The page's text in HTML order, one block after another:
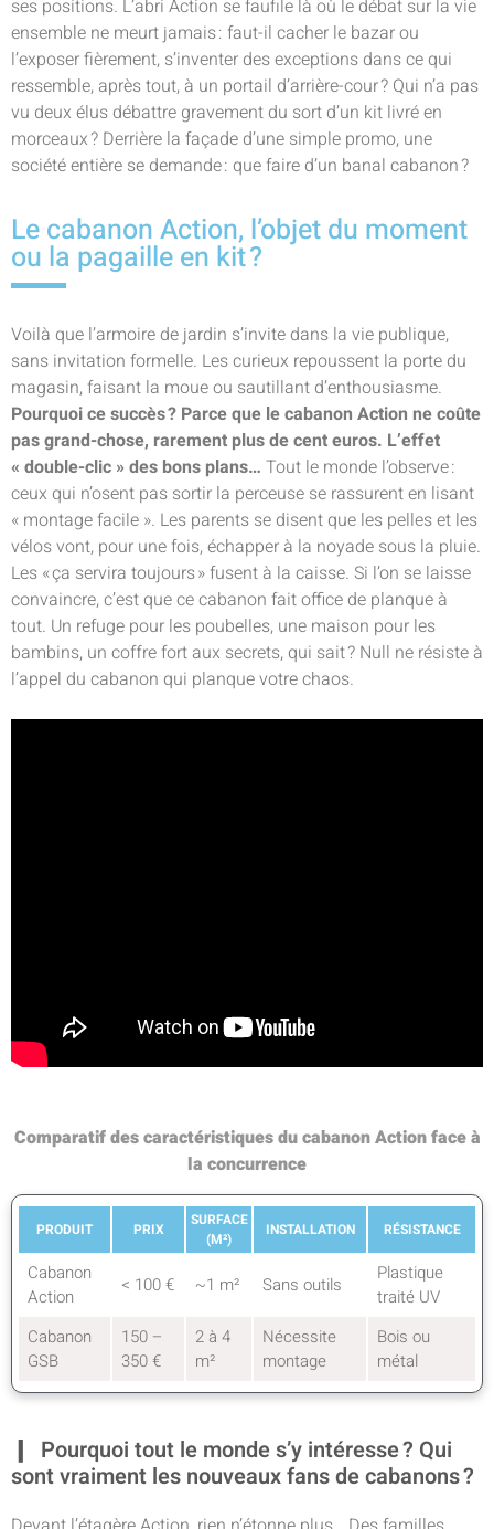
ses positions. L’abri Action se faufile là où le débat sur la vie
ensemble ne meurt jamais : faut-il cacher le bazar ou
l’exposer fièrement, s’inventer des exceptions dans ce qui
ressemble, après tout, à un portail d’arrière-cour ? Qui n’a pas
vu deux élus débattre gravement du sort d’un kit livré en
morceaux ? Derrière la façade d’une simple promo, une
société entière se demande : que faire d’un banal cabanon ?
Le cabanon Action, l’objet du moment
ou la pagaille en kit ?
Voilà que l’armoire de jardin s’invite dans la vie publique,
sans invitation formelle. Les curieux repoussent la porte du
magasin, faisant la moue ou sautillant d’enthousiasme.
Pourquoi ce succès ? Parce que le cabanon Action ne coûte
pas grand-chose, rarement plus de cent euros. L’effet
« double-clic » des bons plans… Tout le monde l’observe :
ceux qui n’osent pas sortir la perceuse se rassurent en lisant
« montage facile ». Les parents se disent que les pelles et les
vélos vont, pour une fois, échapper à la noyade sous la pluie.
Les « ça servira toujours » fusent à la caisse. Si l’on se laisse
convaincre, c’est que ce cabanon fait office de planque à
tout. Un refuge pour les poubelles, une maison pour les
bambins, un coffre fort aux secrets, qui sait ? Null ne résiste à
l’appel du cabanon qui planque votre chaos.
Comparatif des caractéristiques du cabanon Action face à
la concurrence
PRODUIT PRIX
SURFACE
(M²)
INSTALLATION RÉSISTANCE
Cabanon
Action
< 100 € ~1 m² Sans outils
Plastique
traité UV
Cabanon
GSB
150 –
350 €
2 à 4
m²
Nécessite
montage
Bois ou
métal
Pourquoi tout le monde s’y intéresse ? Qui
sont vraiment les nouveaux fans de cabanons ?